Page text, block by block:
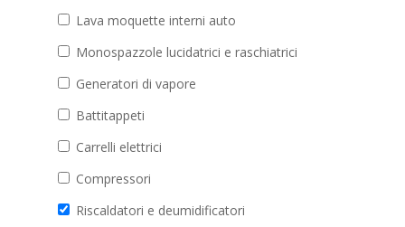
Lava moquette interni auto
Monospazzole lucidatrici e raschiatrici
Generatori di vapore
Battitappeti
Carrelli elettrici
Compressori
Riscaldatori e deumidificatori